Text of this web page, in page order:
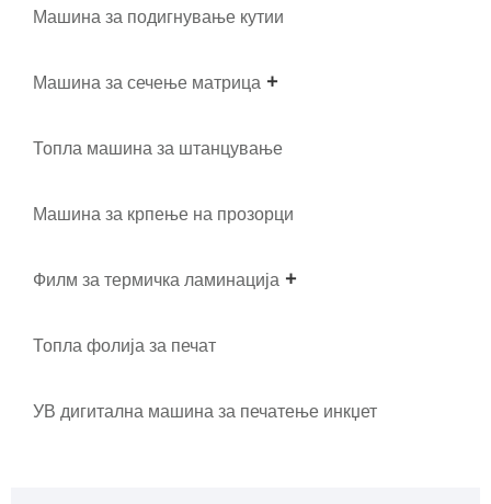
Машина за подигнување кутии
Машина за сечење матрица
Топла машина за штанцување
Машина за крпење на прозорци
Филм за термичка ламинација
Топла фолија за печат
УВ дигитална машина за печатење инкџет